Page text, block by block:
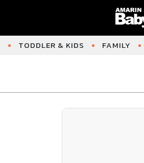
TODDLER & KIDS FAMILY